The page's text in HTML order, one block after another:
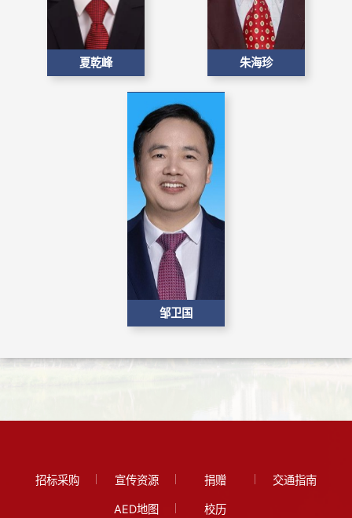
夏乾峰 朱海珍
​邹卫国
招标采购 宣传资源 捐赠 交通指南
AED地图 校历